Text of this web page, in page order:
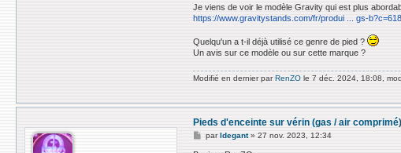
Je viens de voir le modèle Gravity qui est plus
https://www.gravitystands.com/fr/produi ... gs-b?c=618
Quelqu'un a t-il déjà utilisé ce genre de pied ?
Un avis sur ce modèle ou sur cette marque ?
Modifié en dernier parRenZO le 7 déc. 2024, 18:08,
Pieds d'enceinte sur vérin (gas / air comprimé)
Mpar ldegant»27 nov. 2023, 12:34